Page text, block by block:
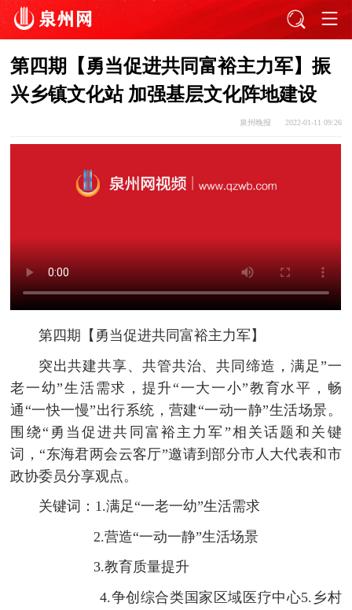
第四期【勇当促进共同富裕主力军】振
兴乡镇文化站 加强基层文化阵地建设
泉州晚报 2022-01-11 09:26
第四期【勇当促进共同富裕主力军】
突出共建共享、共管共治、共同缔造，满足”一
老一幼”生活需求，提升“一大一小”教育水平，畅
通“一快一慢”出行系统，营建“一动一静”生活场景。
围绕“勇当促进共同富裕主力军”相关话题和关键
词，“东海君两会云客厅”邀请到部分市人大代表和市
政协委员分享观点。
关键词：1.满足“一老一幼”生活需求
2.营造“一动一静”生活场景
3.教育质量提升
4.争创综合类国家区域医疗中心5.乡村